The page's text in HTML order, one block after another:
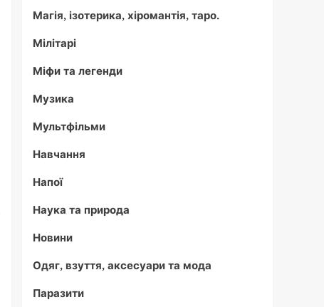
Магія, ізотерика, хіромантія, таро.
Мілітарі
Міфи та легенди
Музика
Мультфільми
Навчання
Напої
Наука та природа
Новини
Одяг, взуття, аксесуари та мода
Паразити